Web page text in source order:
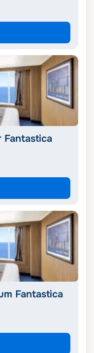
Fantastica
Fantastica